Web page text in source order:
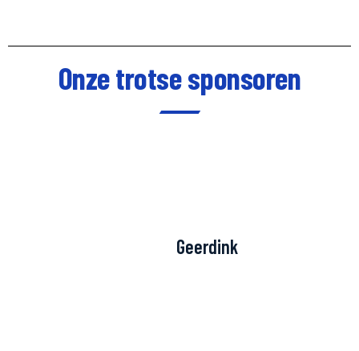
Onze trotse sponsoren
Mubiflex